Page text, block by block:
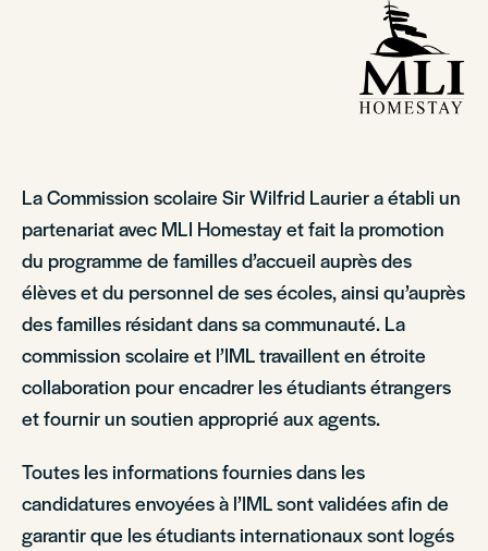
La Commission scolaire Sir Wilfrid Laurier a établi un
partenariat avec MLI Homestay et fait la promotion
du programme de familles d’accueil auprès des
élèves et du personnel de ses écoles, ainsi qu’auprès
des familles résidant dans sa communauté. La
commission scolaire et l’IML travaillent en étroite
collaboration pour encadrer les étudiants étrangers
et fournir un soutien approprié aux agents.
Toutes les informations fournies dans les
candidatures envoyées à l’IML sont validées afin de
garantir que les étudiants internationaux sont logés